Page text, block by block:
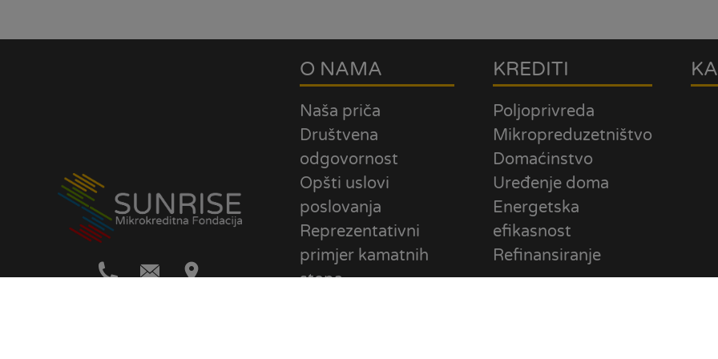
O NAMA
Naša priča
Društvena
odgovornost
Opšti uslovi
poslovanja
Reprezentativni
primjer kamatnih
stopa
KREDITI
Poljoprivreda
Mikropreduzetništvo
Domaćinstvo
Uređenje doma
Energetska
efikasnost
Refinansiranje